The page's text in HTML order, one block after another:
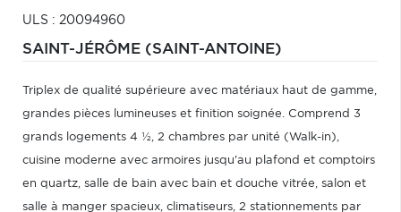
ULS : 20094960
SAINT-JÉRÔME (SAINT-ANTOINE)
Triplex de qualité supérieure avec matériaux haut de gamme,
grandes pièces lumineuses et finition soignée. Comprend 3
grands logements 4 ½, 2 chambres par unité (Walk-in),
cuisine moderne avec armoires jusqu'au plafond et comptoirs
en quartz, salle de bain avec bain et douche vitrée, salon et
salle à manger spacieux, climatiseurs, 2 stationnements par